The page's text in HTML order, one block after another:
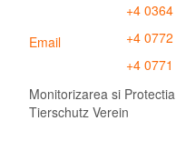
Email
+4
+4
+4
Monitorizarea si
Tierschutz Verein